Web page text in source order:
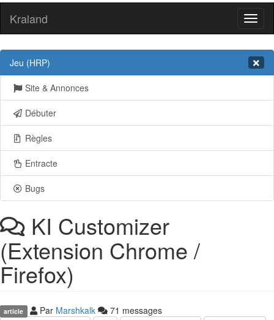
Kraland
Jeu (HRP)
Site & Annonces
Débuter
Règles
Entracte
Bugs
KI Customizer
(Extension Chrome /
Firefox)
article Par Marshkalk
71 messages